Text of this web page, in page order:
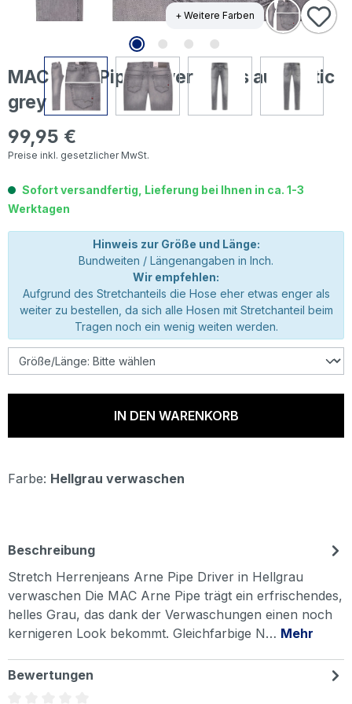
+ Weitere Farben
MAC Arne Pipe Driver Jeans authentic
grey
Regulärer Preis:
99,95 €
Preise inkl. gesetzlicher MwSt.
Sofort versandfertig, Lieferung bei Ihnen in ca. 1-3
Werktagen
Hinweis zur Größe und Länge:
Bundweiten / Längenangaben in Inch.
Wir empfehlen:
Aufgrund des Stretchanteils die Hose eher etwas enger als
weiter zu bestellen, da sich alle Hosen mit Stretchanteil beim
Tragen noch ein wenig weiten werden.
IN DEN WARENKORB
Farbe: Hellgrau verwaschen
Beschreibung
Stretch Herrenjeans Arne Pipe Driver in Hellgrau
verwaschen Die MAC Arne Pipe trägt ein erfrischendes,
helles Grau, das dank der Verwaschungen einen noch
kernigeren Look bekommt. Gleichfarbige N… Mehr
Bewertungen